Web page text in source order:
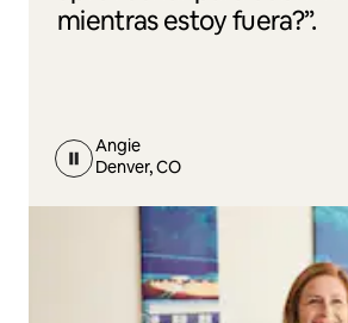
mientras estoy fuera?”.
Angie
Denver, CO